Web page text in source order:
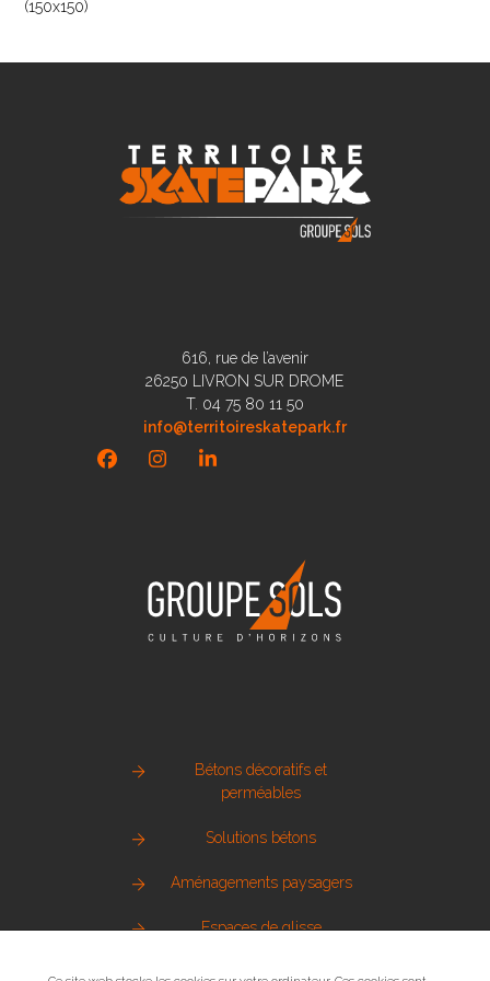
(150x150)
616, rue de l’avenir
26250 LIVRON SUR DROME
T. 04 75 80 11 50
info@territoireskatepark.fr
FacebookInstagramLinkedIn
Bétons décoratifs et
perméables
Solutions bétons
Aménagements paysagers
Espaces de glisse
Pierre naturelle